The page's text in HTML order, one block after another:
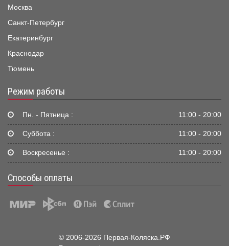
Москва
Санкт-Петербург
Екатеринбург
Краснодар
Тюмень
Режим работы
Пн. - Пятница : 11:00 - 20:00
Суббота : 11:00 - 20:00
Воскресенье : 11:00 - 20:00
Способы оплаты
© 2006-2026 Первая-Коляска.РФ